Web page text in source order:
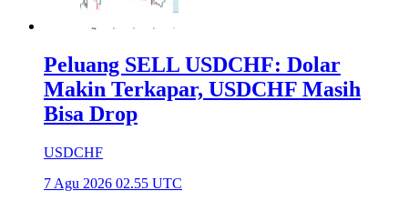
Peluang SELL USDCHF: Dolar
Makin Terkapar, USDCHF Masih
Bisa Drop
USDCHF
7 Agu 2026 02.55 UTC